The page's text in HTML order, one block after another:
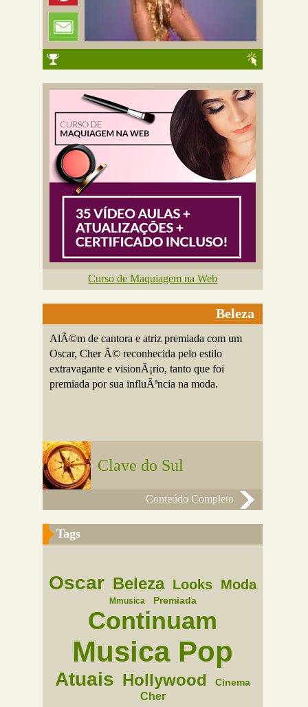
Curso de Maquiagem na Web
Beleza
AlÃ©m de cantora e atriz premiada com um
Oscar, Cher Ã© reconhecida pelo estilo
extravagante e visionÃ¡rio, tanto que foi
premiada por sua influÃªncia na moda.
Clave do Sul
Conteúdo Completo
Tags
Oscar Beleza Looks Moda
Mmusica Premiada
Continuam
Musica Pop
Atuais Hollywood Cinema
Cher